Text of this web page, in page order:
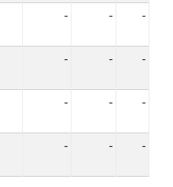
- - -
- - -
- - -
- - -